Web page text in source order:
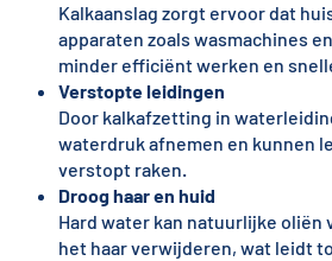
Kalkaanslag zorgt ervoor dat
apparaten zoals wasmachines
minder efficiënt werken en
Verstopte leidingen
Door kalkafzetting in
waterdruk afnemen en kunnen
verstopt raken.
Droog haar en huid
Hard water kan natuurlijke oliën
het haar verwijderen, wat leidt